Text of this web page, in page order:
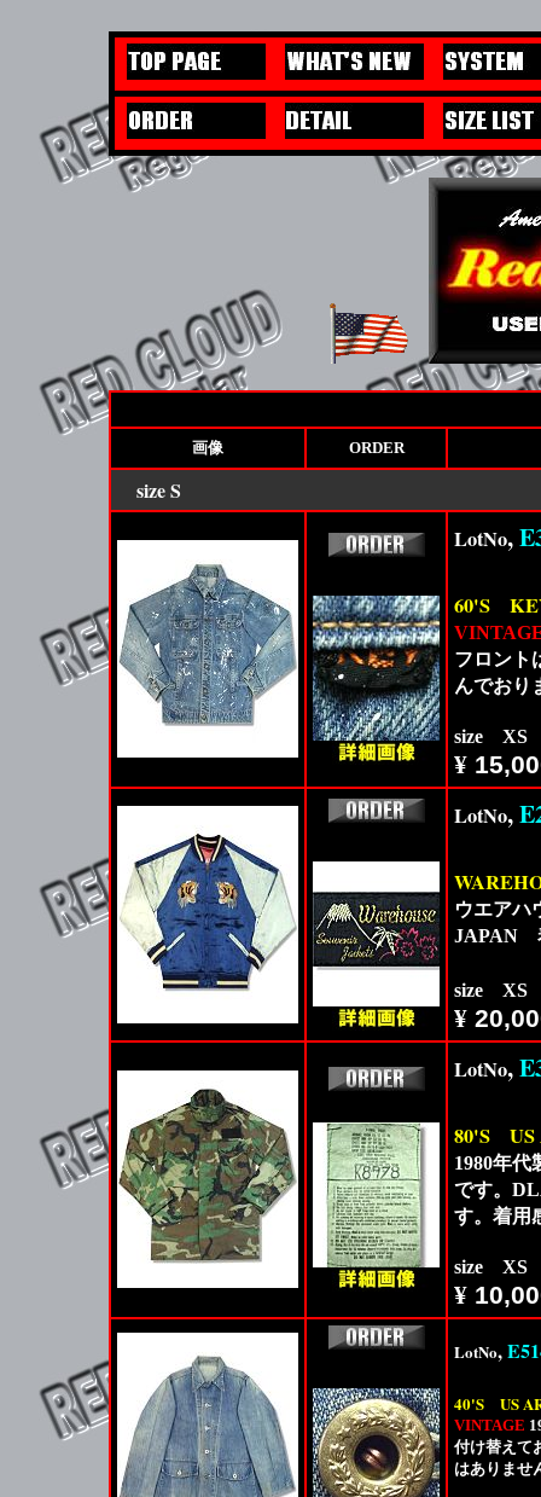
画像 ORDER
sizeS
LotNo,
60'S
フロント
んでおり
size XS
¥
LotNo,
ウエアハ
JAPAN
size XS
¥
LotNo,
80'S
1980年
です。
す。着用
size XS
¥
LotNo,
40'S US
VINTAGE
付け替えて
はありませ